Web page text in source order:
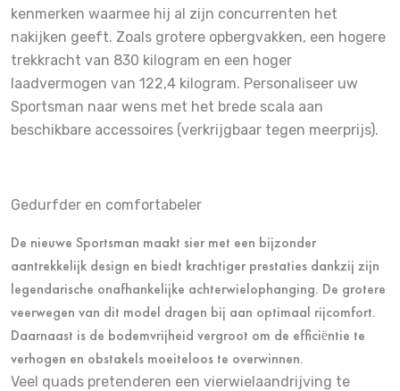
kenmerken waarmee hij al zijn concurrenten het
nakijken geeft. Zoals grotere opbergvakken, een hogere
trekkracht van 830 kilogram en een hoger
laadvermogen van 122,4 kilogram. Personaliseer uw
Sportsman naar wens met het brede scala aan
beschikbare accessoires (verkrijgbaar tegen meerprijs).
Gedurfder en comfortabeler
De nieuwe Sportsman maakt sier met een bijzonder
aantrekkelijk design en biedt krachtiger prestaties dankzij zijn
legendarische onafhankelijke achterwielophanging. De grotere
veerwegen van dit model dragen bij aan optimaal rijcomfort.
Daarnaast is de bodemvrijheid vergroot om de efficiëntie te
verhogen en obstakels moeiteloos te overwinnen.
Veel quads pretenderen een vierwielaandrijving te